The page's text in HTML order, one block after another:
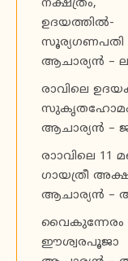
നക്ഷത്രം,
ഉദയത്തിൽ-
സൂര്യഗണപതി
ആചാര്യൻ –
രാവിലെ
ആചാര്യൻ –
രാാവിലെ
ഗായത്രീ
ആചാര്യൻ –
വൈകുന്നേരം
ഈശ്വരപൂജാ